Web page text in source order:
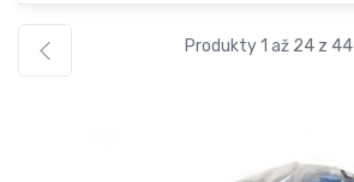
Produkty 1 až 24 z 44